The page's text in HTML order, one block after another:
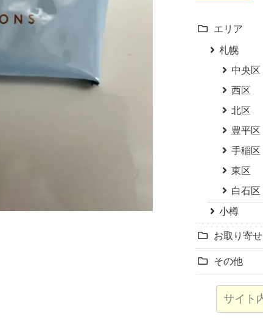
エリア
札幌
中央区
西区
北区
豊平区
手稲区
東区
白石区
小樽
お取り寄せ
その他